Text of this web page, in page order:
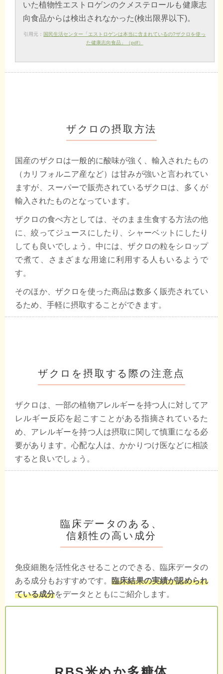
いた植物性エストロゲンのクメステロールも健康志
向食品からは検出されなかった(検出限界以下)。
引用元： 国民生活センター「エストロゲンは本当に含まれているの?ザクロを使っ
た健康志向食品」（pdf）
ザクロの摂取方法
国産のザクロは一般的に酸味が強く、輸入されたもの
（カリフォルニア産など）は甘みが強いと言われてい
ますが、スーパーで販売されているザクロは、多くが
輸入されたものとなっています。
ザクロの食べ方としては、そのまま生食する方法の他
に、絞ってジュースにしたり、シャーベットにしたり
しても良いでしょう。中には、ザクロの粒をシロップ
で煮て、さまざまな用途に利用する人もいるようで
す。
そのほか、ザクロを使った商品は数多く販売されてい
るため、手軽に摂取することができます。
ザクロを摂取する際の注意点
ザクロは、一部の植物アレルギーを持つ人に対してア
レルギー反応を起こすことがある指摘されているた
め、アレルギーを持つ人は摂取に関して慎重になる必
要があります。心配な人は、かかりつけ医などに相談
すると良いでしょう。
臨床データのある、
信頼性の高い成分
免疫細胞を活性化させることのできる、臨床データの
ある成分もおすすめです。臨床結果の実績が認められ
ている成分をデータとともにご紹介します。